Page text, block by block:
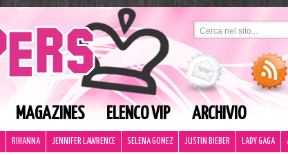
MAGAZINES ELENCO VIP ARCHIVIO
RIHANNA JENNIFER LAWRENCE SELENA GOMEZ JUSTIN BIEBER LADY GAGA